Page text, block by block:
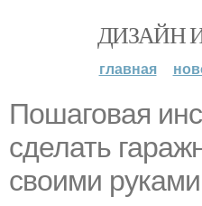
ДИЗАЙН
главная
Пошаговая
сделать
своими руками